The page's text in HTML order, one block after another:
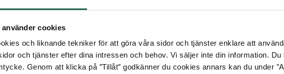
cookies
och liknande tekniker för att göra våra sidor och tjänster enklare att
och tjänster efter dina intressen och behov. Vi säljer inte din information.
Genom att klicka på ″Tillåt″ godkänner du cookies annars kan du under
alu fast fönster